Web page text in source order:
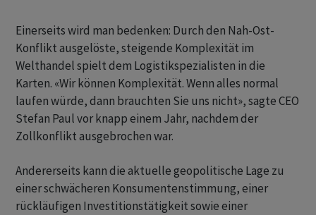
Einerseits wird man bedenken: Durch den Nah-Ost-
Konflikt ausgelöste, steigende Komplexität im
Welthandel spielt dem Logistikspezialisten in die
Karten. «Wir können Komplexität. Wenn alles normal
laufen würde, dann brauchten Sie uns nicht», sagte CEO
Stefan Paul vor knapp einem Jahr, nachdem der
Zollkonflikt ausgebrochen war.
Andererseits kann die aktuelle geopolitische Lage zu
einer schwächeren Konsumentenstimmung, einer
rückläufigen Investitionstätigkeit sowie einer